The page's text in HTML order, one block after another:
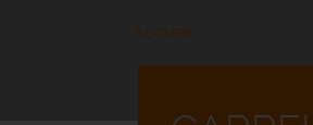
Accueil